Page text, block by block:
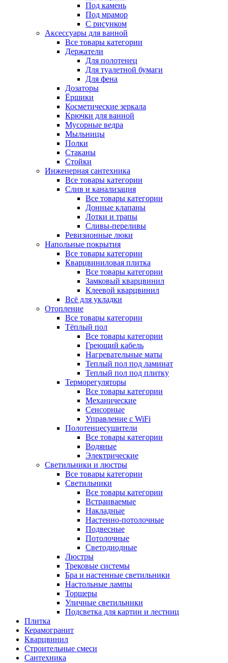
Под камень
Под мрамор
С рисунком
Аксессуары для ванной
Все товары категории
Держатели
Для полотенец
Для туалетной бумаги
Для фена
Дозаторы
Ёршики
Косметические зеркала
Крючки для ванной
Мусорные ведра
Мыльницы
Полки
Стаканы
Стойки
Инженерная сантехника
Все товары категории
Слив и канализация
Все товары категории
Донные клапаны
Лотки и трапы
Сливы-переливы
Ревизионные люки
Напольные покрытия
Все товары категории
Кварцвиниловая плитка
Все товары категории
Замковый кварцвинил
Клеевой кварцвинил
Всё для укладки
Отопление
Все товары категории
Тёплый пол
Все товары категории
Греющий кабель
Нагревательные маты
Теплый пол под ламинат
Теплый пол под плитку
Терморегуляторы
Все товары категории
Механические
Сенсорные
Управление с WiFi
Полотенцесушители
Все товары категории
Водяные
Электрические
Светильники и люстры
Все товары категории
Светильники
Все товары категории
Встраиваемые
Накладные
Настенно-потолочные
Подвесные
Потолочные
Светодиодные
Люстры
Трековые системы
Бра и настенные светильники
Настольные лампы
Торшеры
Уличные светильники
Подсветка для картин и лестниц
Плитка
Керамогранит
Кварцвинил
Строительные смеси
Сантехника